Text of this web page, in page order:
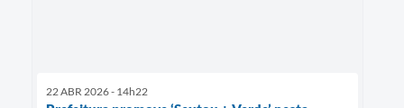
22 ABR 2026 - 14h22